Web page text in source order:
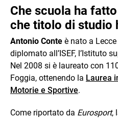
Che scuola ha
che titolo di studio
Antonio Conte è nato a
diplomato all’ISEF, l’Istituto
Nel 2008 si è laureato con
Foggia, ottenendo la Laurea
Motorie e Sportive.
Come riportato da Eurosport,